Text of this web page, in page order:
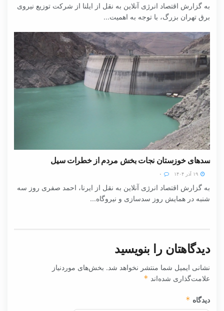
به گزارش اقتصاد انرژی آنلاین به نقل از ایلنا از شرکت توزیع نیروی
برق تهران بزرگ، با توجه به اهمیت...
سدهای خوزستان نجات بخش مردم از خطرات سیل
به گزارش اقتصاد انرژی آنلاین به نقل از ایرنا، احمد صفری روز سه
شنبه در همایش روز سدسازی و نیروگاه...
دیدگاهتان را بنویسید
نشانی ایمیل شما منتشر نخواهد شد. بخش‌های موردنیاز
علامت‌گذاری شده‌اند *
دیدگاه *